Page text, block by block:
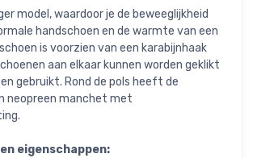
model, waardoor je de beweeglijkheid
handschoen en de warmte van een
is voorzien van een karabijnhaak
aan elkaar kunnen worden geklikt
gebruikt. Rond de pols heeft de
neopreen manchet met
eigenschappen: